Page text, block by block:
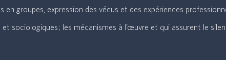
groupes, expression des vécus et des expériences
sociologiques ; les mécanismes à l’œuvre et qui assurent le